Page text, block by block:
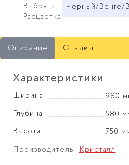
Выбрать:
Расцветка
Черный/Венге/
Описание Отзывы
Характеристики
Ширина
980
Глубина
580
Высота
750
Производитель:Кристалл